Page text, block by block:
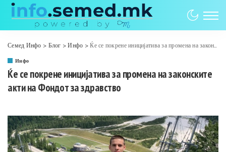
Семед Инфо > Блог >Инфо >Ќе се покрене иницијатива за промена на законските акти на Фондот за здравство
Инфо
Ќе се покрене иницијатива за промена на законските
акти на Фондот за здравство